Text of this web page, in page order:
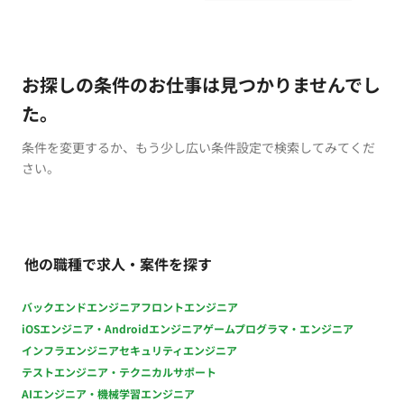
お探しの条件のお仕事は見つかりませんでし
た。
条件を変更するか、もう少し広い条件設定で検索してみてくだ
さい。
他の職種で求人・案件を探す
バックエンドエンジニアフロントエンジニア
iOSエンジニア・Androidエンジニアゲームプログラマ・エンジニア
インフラエンジニアセキュリティエンジニア
テストエンジニア・テクニカルサポート
AIエンジニア・機械学習エンジニア